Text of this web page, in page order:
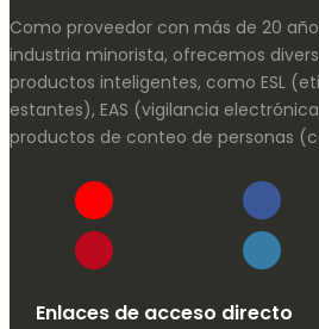
Como proveedor con más de 20
industria minorista, ofrecemos
productos inteligentes, como ESL
estantes), EAS (vigilancia
productos de conteo de personas
Enlaces de acceso directo